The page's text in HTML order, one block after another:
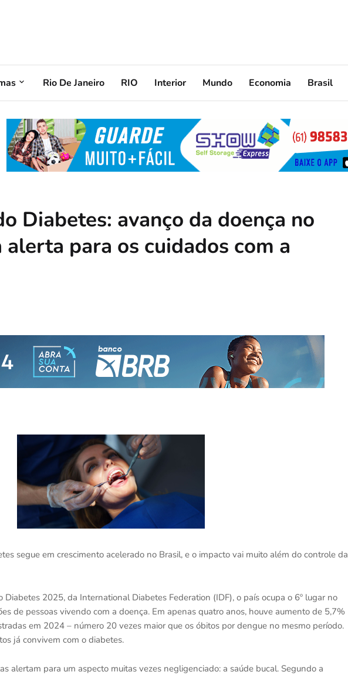
Rio De Janeiro RIO Interior Mundo Economia Brasil
Diabetes: avanço da doença no
para os cuidados com a
segue em crescimento acelerado no Brasil, e o impacto vai muito além do controle da
2025, da International Diabetes Federation (IDF), o país ocupa o 6º lugar no
de pessoas vivendo com a doença. Em apenas quatro anos, houve aumento de 5,7%
em 2024 – número 20 vezes maior que os óbitos por dengue no mesmo período.
já convivem com o diabetes.
alertam para um aspecto muitas vezes negligenciado: a saúde bucal. Segundo a